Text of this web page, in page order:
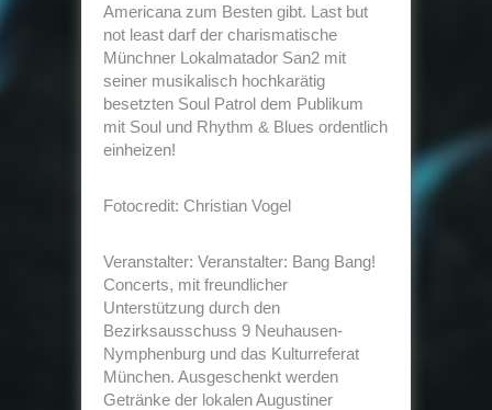
Americana zum Besten gibt. Last but
not least darf der charismatische
Münchner Lokalmatador San2 mit
seiner musikalisch hochkarätig
besetzten Soul Patrol dem Publikum
mit Soul und Rhythm & Blues ordentlich
einheizen!
Fotocredit: Christian Vogel
Veranstalter: Veranstalter: Bang Bang!
Concerts, mit freundlicher
Unterstützung durch den
Bezirksausschuss 9 Neuhausen-
Nymphenburg und das Kulturreferat
München. Ausgeschenkt werden
Getränke der lokalen Augustiner